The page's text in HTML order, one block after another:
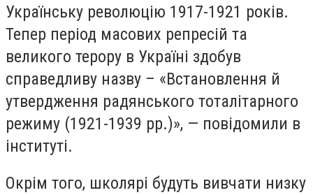
Українську революцію 1917-1921 років.
Тепер період масових репресій та
великого терору в Україні здобув
справедливу назву – «Встановлення й
утвердження радянського тоталітарного
режиму (1921-1939 рр.)», — повідомили в
інституті.
Окрім того, школярі будуть вивчати низку